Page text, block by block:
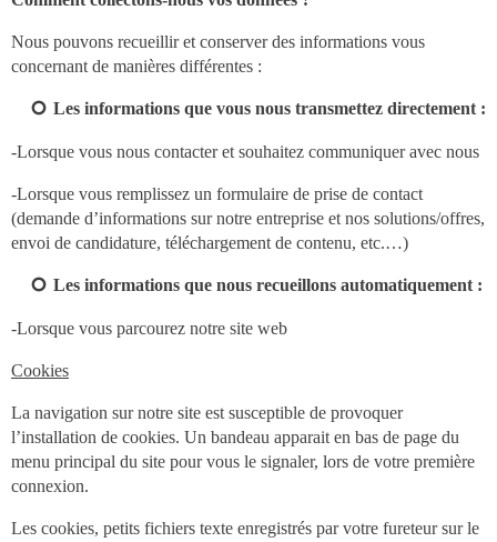
Nous pouvons recueillir et conserver des informations vous
concernant de manières différentes :
Les informations que vous nous transmettez directement :
-Lorsque vous nous contacter et souhaitez communiquer avec nous
-Lorsque vous remplissez un formulaire de prise de contact
(demande d’informations sur notre entreprise et nos solutions/offres,
envoi de candidature, téléchargement de contenu, etc.…)
Les informations que nous recueillons automatiquement :
-Lorsque vous parcourez notre site web
Cookies
La navigation sur notre site est susceptible de provoquer
l’installation de cookies. Un bandeau apparait en bas de page du
menu principal du site pour vous le signaler, lors de votre première
connexion.
Les cookies, petits fichiers texte enregistrés par votre fureteur sur le